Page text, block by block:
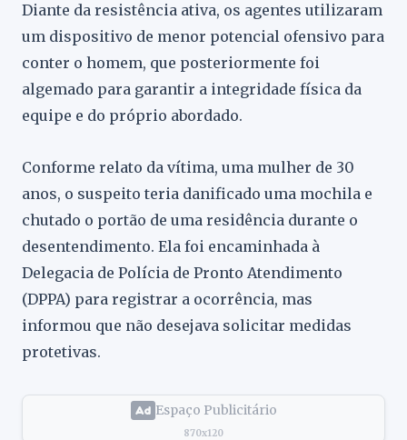
Diante da resistência ativa, os agentes utilizaram
um dispositivo de menor potencial ofensivo para
conter o homem, que posteriormente foi
algemado para garantir a integridade física da
equipe e do próprio abordado.
Conforme relato da vítima, uma mulher de 30
anos, o suspeito teria danificado uma mochila e
chutado o portão de uma residência durante o
desentendimento. Ela foi encaminhada à
Delegacia de Polícia de Pronto Atendimento
(DPPA) para registrar a ocorrência, mas
informou que não desejava solicitar medidas
protetivas.
Espaço Publicitário
870x120